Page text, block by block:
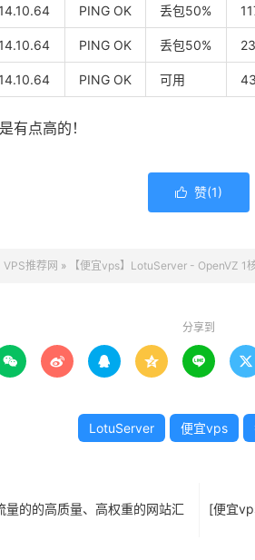
PING OK 丢包50%
PING OK 丢包50%
PING OK 可用
有点高的！
 赞(1)
VPS推荐网 » 【便宜vps】LotuServer - OpenVZ
分享到
     
LotuServer 便宜vps
量的的高质量、高权重的网站汇
[便宜